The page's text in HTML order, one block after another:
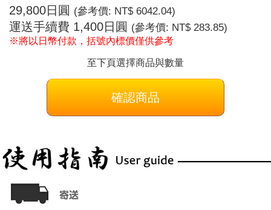
29,800日圓 (參考價: NT$ 6042.04)
運送手續費 1,400日圓 (參考價: NT$ 283.85)
※將以日幣付款，括號內標價僅供參考
至下頁選擇商品與數量
確認商品